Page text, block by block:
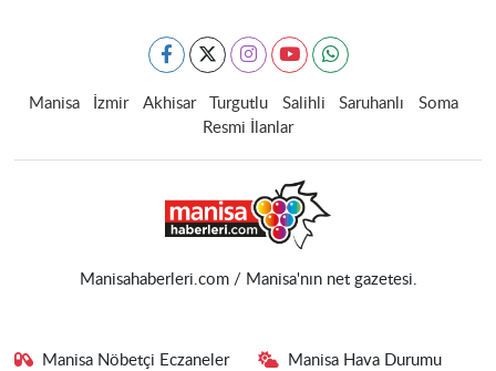
Manisa İzmir Akhisar Turgutlu Salihli Saruhanlı
Soma
Resmi İlanlar
Manisahaberleri.com / Manisa'nın net gazetesi.
Manisa Nöbetçi Eczaneler Manisa Hava Durumu